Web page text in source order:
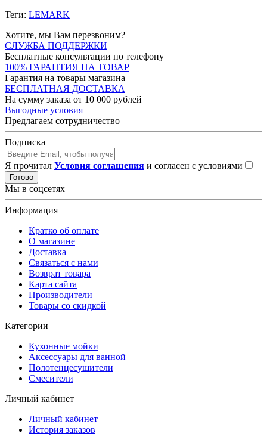
Теги: LEMARK
Хотите, мы Вам перезвоним?
СЛУЖБА ПОДДЕРЖКИ
Бесплатные консультации по телефону
100% ГАРАНТИЯ НА ТОВАР
Гарантия на товары магазина
БЕСПЛАТНАЯ ДОСТАВКА
На сумму заказа от 10 000 рублей
Выгодные условия
Предлагаем сотрудничество
Подписка
Я прочитал Условия соглашения и согласен с условиями
Готово
Мы в соцсетях
Информация
Кратко об оплате
О магазине
Доставка
Связаться с нами
Возврат товара
Карта сайта
Производители
Товары со скидкой
Категории
Кухонные мойки
Аксессуары для ванной
Полотенцесушители
Смесители
Личный кабинет
Личный кабинет
История заказов